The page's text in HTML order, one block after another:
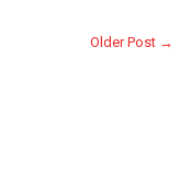
Older Post →